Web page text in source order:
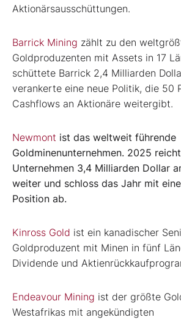
Aktionärsausschüttungen.
Barrick Mining zählt zu den
Goldproduzenten mit Assets in 17
schüttete Barrick 2,4 Milliarden
verankerte eine neue Politik, die 50
Cashflows an Aktionäre weitergibt.
Newmont ist das weltweit führende
Goldminenunternehmen. 2025
Unternehmen 3,4 Milliarden Dollar
weiter und schloss das Jahr mit
Position ab.
Kinross Gold ist ein kanadischer
Goldproduzent mit Minen in fünf
Dividende und
Endeavour Mining ist der größte
Westafrikas mit angekündigten